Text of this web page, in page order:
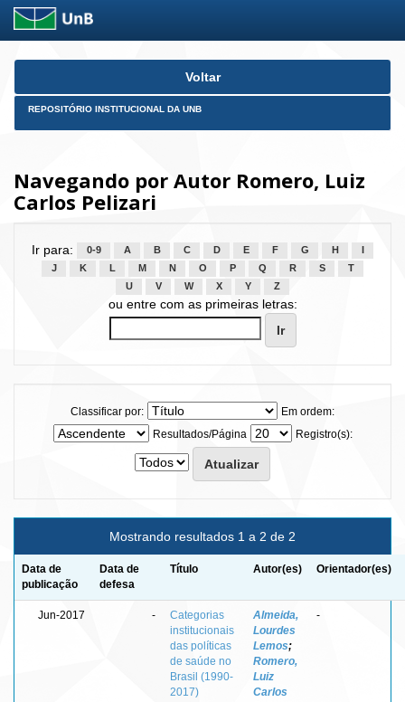
Skip
Voltar
REPOSITÓRIO INSTITUCIONAL DA UNB
Navegando por Autor Romero, Luiz
Carlos Pelizari
Ir para: 0-9 A B C D E F G H
J
K L M N O P Q R S
T
U
V W X Y Z
ou entre com as primeiras letras:
Classificar por:
Em ordem:
Resultados/Página
Registro(s):
Mostrando resultados 1 a 2 de 2
Data de
publicação
Data de
defesa
Título Autor(es) Orientador(es)
Jun-2017 -
Categorias
institucionais
das políticas
de saúde no
Brasil (1990-
2017)
Almeida,
Lourdes
Lemos;
Romero,
Luiz
Carlos
-